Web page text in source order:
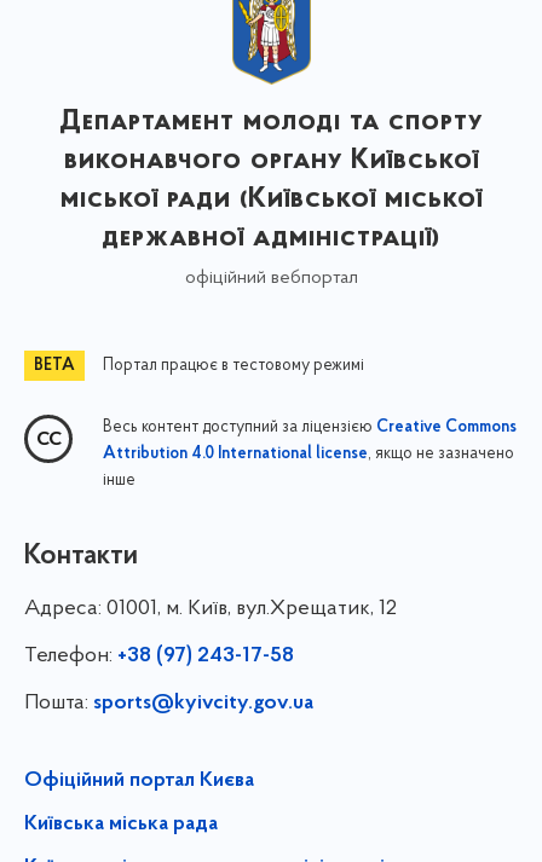
Департамент молоді та спорту
виконавчого органу Київської
міської ради (Київської міської
державної адміністрації)
офіційний вебпортал
Портал працює в тестовому режимі
Весь контент доступний за ліцензією Creative Commons
Attribution 4.0 International license, якщо не зазначено
інше
Контакти
Адреса: 01001, м. Київ, вул.Хрещатик, 12
Телефон: +38 (97) 243-17-58
Пошта: sports@kyivcity.gov.ua
Офіційний портал Києва
Київська міська рада